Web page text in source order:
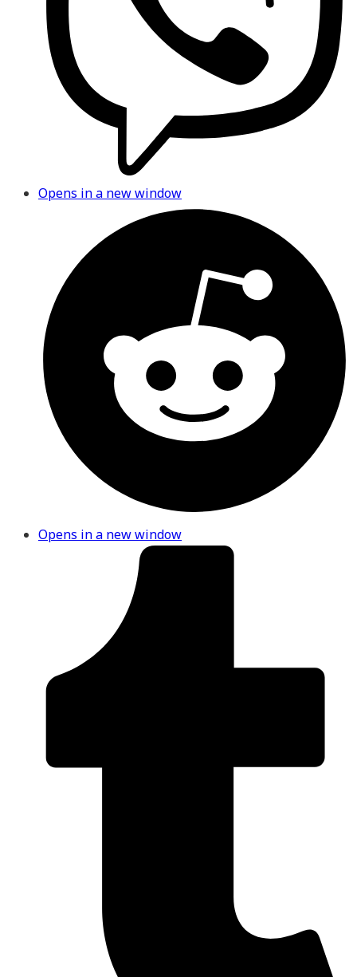
Opens in a new window
Opens in a new window